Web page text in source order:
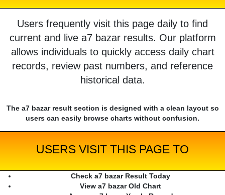
Users frequently visit this page daily to find
current and live a7 bazar results. Our platform
allows individuals to quickly access daily chart
records, review past numbers, and reference
historical data.
The a7 bazar result section is designed with a clean layout so
users can easily browse charts without confusion.
USERS VISIT THIS PAGE TO
Check a7 bazar Result Today
View a7 bazar Old Chart